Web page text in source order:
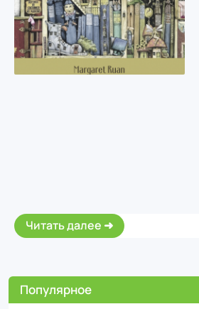
Читать далее
Популярное